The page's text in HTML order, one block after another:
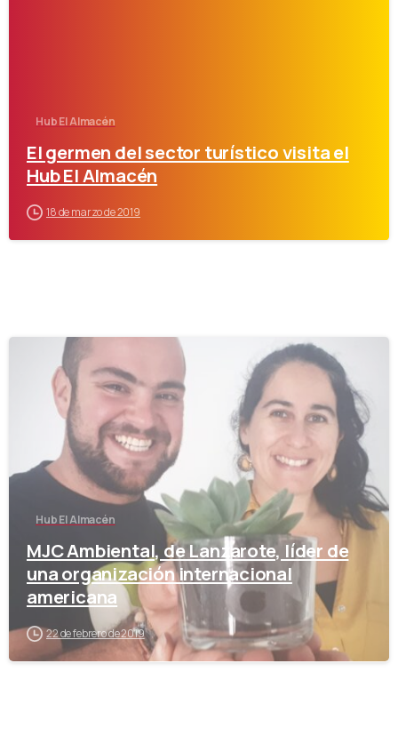
Hub El Almacén
El germen del sector turístico visita el
Hub El Almacén
18 de marzo de 2019
Hub El Almacén
MJC Ambiental, de Lanzarote, líder de
una organización internacional
americana
22 de febrero de 2019